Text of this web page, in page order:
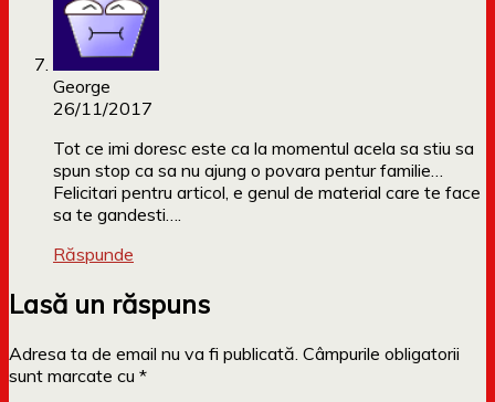
George
26/11/2017
Tot ce imi doresc este ca la momentul acela sa stiu sa
spun stop ca sa nu ajung o povara pentur familie…
Felicitari pentru articol, e genul de material care te face
sa te gandesti….
Răspunde
Lasă un răspuns
Adresa ta de email nu va fi publicată. Câmpurile obligatorii
sunt marcate cu *